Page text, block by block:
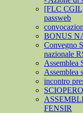
[FLC
passweb
BONUS
Convegno
nazionale
Assemblea
Assemblea
incontro
FENSIR